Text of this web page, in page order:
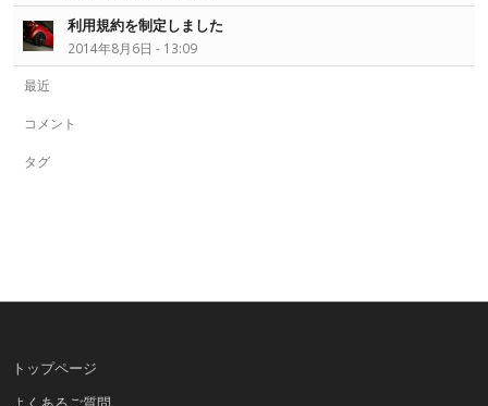
利用規約を制定しました
2014年8月6日 - 13:09
最近
コメント
タグ
トップページ